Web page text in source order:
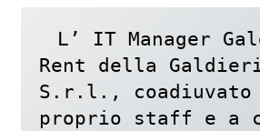
L’ IT Manager
Rent della
S.r.l., coadiuvato
proprio staff e a